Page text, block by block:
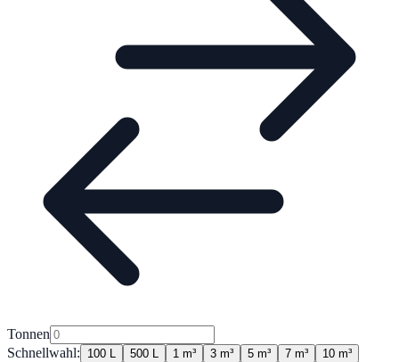
Tonnen
Schnellwahl:
100 L 500 L 1 m³ 3 m³ 5 m³ 7 m³ 10 m³